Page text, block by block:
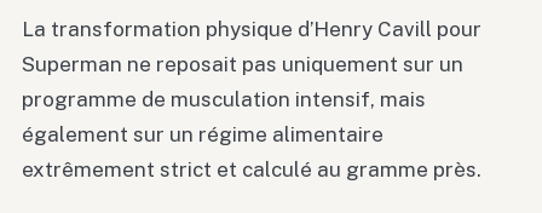
La transformation physique d’Henry Cavill pour
Superman ne reposait pas uniquement sur un
programme de musculation intensif, mais
également sur un régime alimentaire
extrêmement strict et calculé au gramme près.